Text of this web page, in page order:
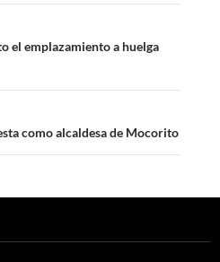
el emplazamiento a huelga
como alcaldesa de Mocorito